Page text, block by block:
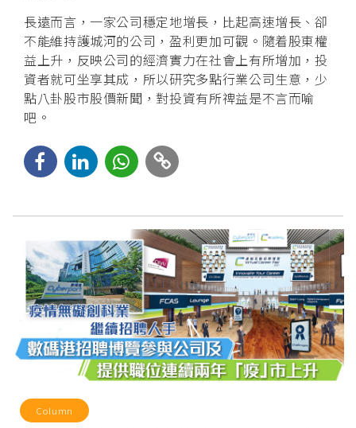
長遠而言，一家公司穩定地增長，比起高速增長、卻
不能維持護城河的公司，盈利更加可觀。隨着股東權
益上升，反映公司的經濟實力在社會上有所增加，投
資者就可坐享其成，所以研究多點行業公司生意，少
點八卦股市股價新聞，對投資有所禆益是不言而喻
吧。
Column